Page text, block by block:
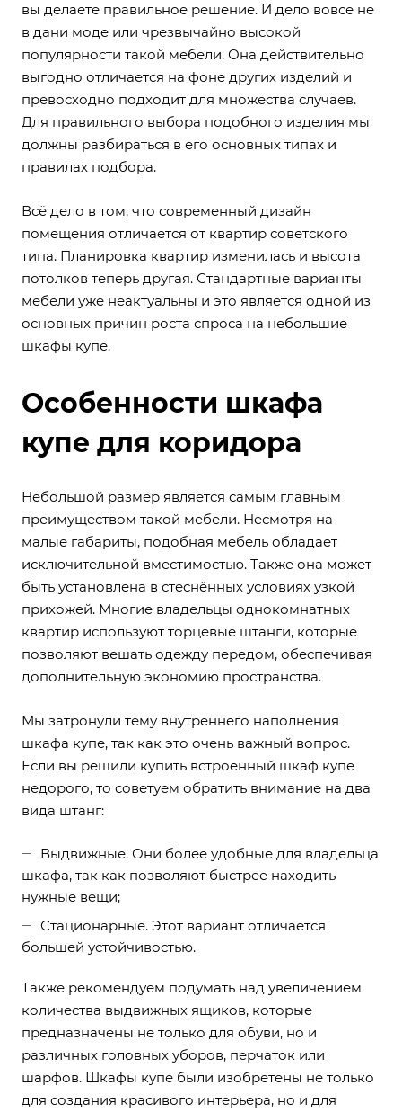
вы делаете правильное решение. И дело вовсе не
в дани моде или чрезвычайно высокой
популярности такой мебели. Она действительно
выгодно отличается на фоне других изделий и
превосходно подходит для множества случаев.
Для правильного выбора подобного изделия мы
должны разбираться в его основных типах и
правилах подбора.
Всё дело в том, что современный дизайн
помещения отличается от квартир советского
типа. Планировка квартир изменилась и высота
потолков теперь другая. Стандартные варианты
мебели уже неактуальны и это является одной из
основных причин роста спроса на небольшие
шкафы купе.
Особенности шкафа
купе для коридора
Небольшой размер является самым главным
преимуществом такой мебели. Несмотря на
малые габариты, подобная мебель обладает
исключительной вместимостью. Также она может
быть установлена в стеснённых условиях узкой
прихожей. Многие владельцы однокомнатных
квартир используют торцевые штанги, которые
позволяют вешать одежду передом, обеспечивая
дополнительную экономию пространства.
Мы затронули тему внутреннего наполнения
шкафа купе, так как это очень важный вопрос.
Если вы решили купить встроенный шкаф купе
недорого, то советуем обратить внимание на два
вида штанг:
Выдвижные. Они более удобные для владельца
шкафа, так как позволяют быстрее находить
нужные вещи;
Стационарные. Этот вариант отличается
большей устойчивостью.
Также рекомендуем подумать над увеличением
количества выдвижных ящиков, которые
предназначены не только для обуви, но и
различных головных уборов, перчаток или
шарфов. Шкафы купе были изобретены не только
для создания красивого интерьера, но и для